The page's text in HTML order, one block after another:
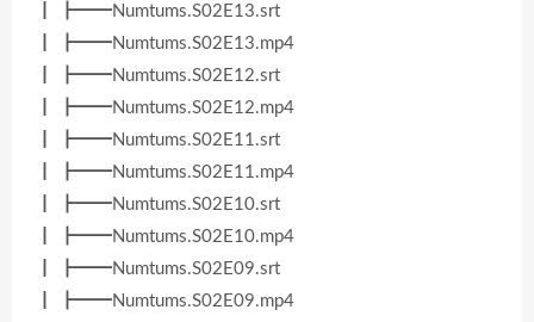
┃ ┣━━Numtums.S02E13.srt
┃ ┣━━Numtums.S02E13.mp4
┃ ┣━━Numtums.S02E12.srt
┃ ┣━━Numtums.S02E12.mp4
┃ ┣━━Numtums.S02E11.srt
┃ ┣━━Numtums.S02E11.mp4
┃ ┣━━Numtums.S02E10.srt
┃ ┣━━Numtums.S02E10.mp4
┃ ┣━━Numtums.S02E09.srt
┃ ┣━━Numtums.S02E09.mp4